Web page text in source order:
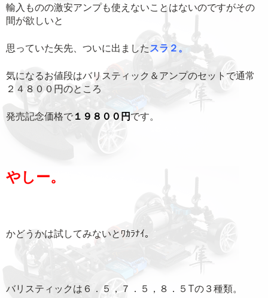
輸入ものの激安アンプも使えないことはないのですがその
間が欲しいと
思っていた矢先、ついに出ましたスラ２。
気になるお値段はバリスティック＆アンプのセットで通常
２４８００円のところ
発売記念価格で１９８００円です。
やしー。
かどうかは試してみないとﾜｶﾗﾅｲ｡
バリスティックは６．５，７．５，８．５Tの３種類。